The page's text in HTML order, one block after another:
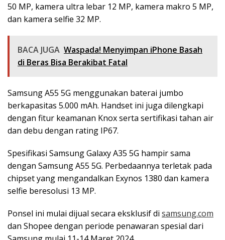
50 MP, kamera ultra lebar 12 MP, kamera makro 5 MP,
dan kamera selfie 32 MP.
BACA JUGA Waspada! Menyimpan iPhone Basah
di Beras Bisa Berakibat Fatal
Samsung A55 5G menggunakan baterai jumbo
berkapasitas 5.000 mAh. Handset ini juga dilengkapi
dengan fitur keamanan Knox serta sertifikasi tahan air
dan debu dengan rating IP67.
Spesifikasi Samsung Galaxy A35 5G hampir sama
dengan Samsung A55 5G. Perbedaannya terletak pada
chipset yang mengandalkan Exynos 1380 dan kamera
selfie beresolusi 13 MP.
Ponsel ini mulai dijual secara eksklusif di samsung.com
dan Shopee dengan periode penawaran spesial dari